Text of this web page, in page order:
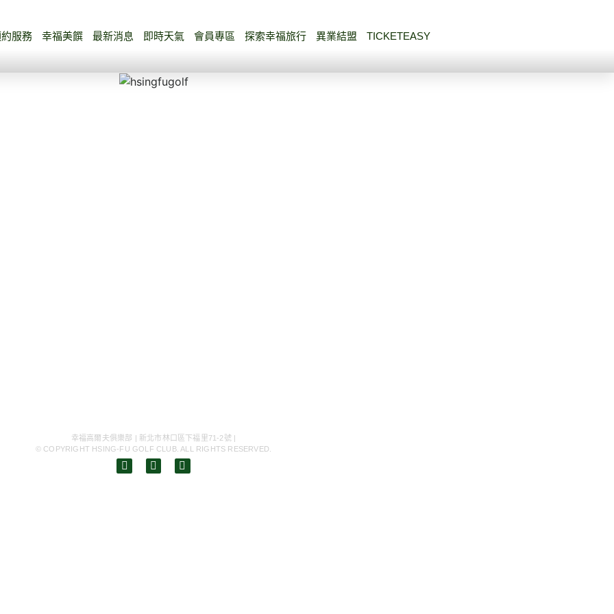
服務 幸福美饌 最新消息 即時天氣 會員專區 探索幸福旅行 異業結盟 TICKETEASY
幸福高爾夫俱樂部 | 新北市林口區下福里71-2號 |
© COPYRIGHT HSING-FU GOLF CLUB. ALL RIGHTS RESERVED.